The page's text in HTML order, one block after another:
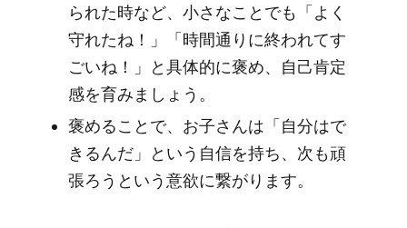
られた時など、小さなことでも「よく
守れたね！」「時間通りに終われてす
ごいね！」と具体的に褒め、自己肯定
感を育みましょう。
褒めることで、お子さんは「自分はで
きるんだ」という自信を持ち、次も頑
張ろうという意欲に繋がります。